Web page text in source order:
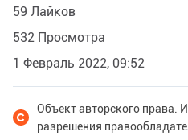
59 Лайков
532 Просмотра
1 Февраль 2022, 09:52
Объект авторского права.
разрешения